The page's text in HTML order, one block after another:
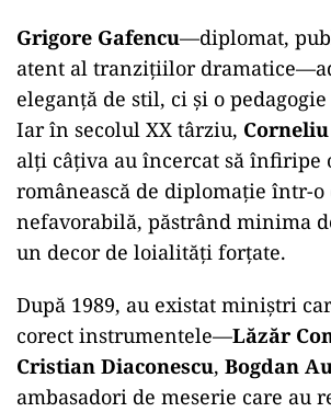
Grigore Gafencu—diplomat,
atent al tranzițiilor
eleganță de stil, ci și o
Iar în secolul XX târziu,
alți câțiva au încercat să înfiripe
românească de diplomație într-o
nefavorabilă, păstrând minima
un decor de loialități forțate.
După 1989, au existat miniștri
corect instrumentele—Lăzăr
Cristian Diaconescu, Bogdan
ambasadori de meserie care au